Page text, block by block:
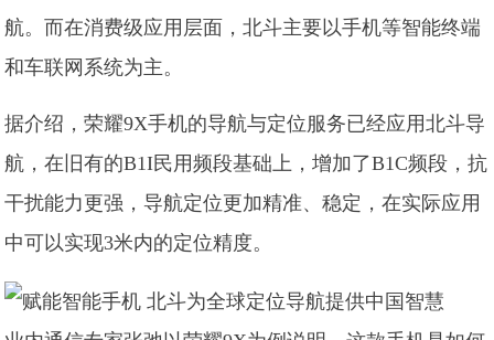
航。而在消费级应用层面，北斗主要以手机等智能终端
和车联网系统为主。
据介绍，荣耀9X手机的导航与定位服务已经应用北斗导
航，在旧有的B1I民用频段基础上，增加了B1C频段，抗
干扰能力更强，导航定位更加精准、稳定，在实际应用
中可以实现3米内的定位精度。